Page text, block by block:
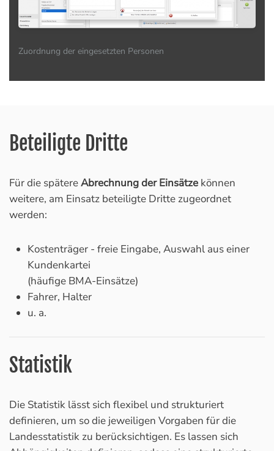
Zuordnung der eingesetzten Personen
Beteiligte Dritte
Für die spätereAbrechnung der Einsätze können
weitere, am Einsatz beteiligte Dritte zugeordnet
werden:
Kostenträger - freie Eingabe, Auswahl aus einer
Kundenkartei
(häufige BMA-Einsätze)
Fahrer, Halter
u. a.
Statistik
Die Statistik lässt sich flexibel und strukturiert
definieren, um so die jeweiligen Vorgaben für die
Landesstatistik zu berücksichtigen. Es lassen sich